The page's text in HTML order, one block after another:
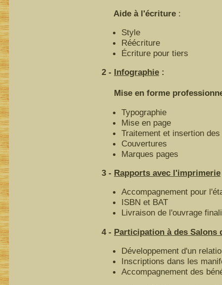
Aide à l'écriture :
Style
Réécriture
Écriture pour tiers
2 - Infographie :
Mise en forme
Typographie
Mise en page
Traitement et insertion
Couvertures
Marques pages
3 - Rapports avec l'imprimerie
Accompagnement pour
ISBN et BAT
Livraison de l'ouvrage
4 - Participation à des Salons
Développement d'un
Inscriptions dans les
Accompagnement des